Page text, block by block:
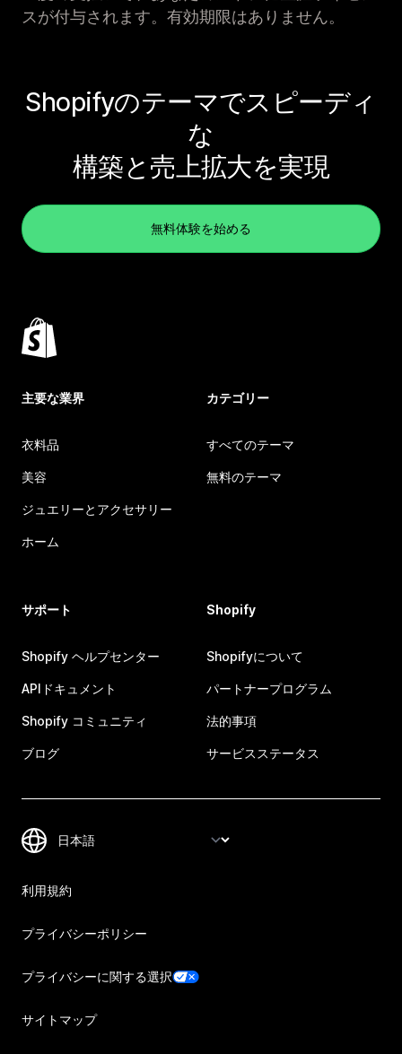
スが付与されます。有効期限はありません。
Shopifyのテーマでスピーディ
な
構築と売上拡大を実現
無料体験を始める
主要な業界
衣料品
美容
ジュエリーとアクセサリー
ホーム
カテゴリー
すべてのテーマ
無料のテーマ
サポート
Shopify ヘルプセンター
APIドキュメント
Shopify コミュニティ
ブログ
Shopify
Shopifyについて
パートナープログラム
法的事項
サービスステータス
利用規約
プライバシーポリシー
プライバシーに関する選択
サイトマップ